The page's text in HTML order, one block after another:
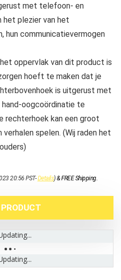
met telefoon- en
plezier van het
hun communicatievermogen
oppervlak van dit product is
hoeft te maken dat je
is uitgerust met
oogcoördinatie te
rechterhoek kan een groot
spelen. (Wij raden het
20:56 PST-Details)&FREE Shipping.